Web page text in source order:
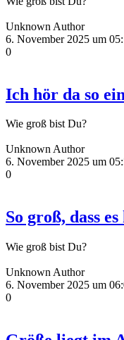
Unknown Author
6. November 2025 um
0
Ich hör da so
Wie groß bist Du?
Unknown Author
6. November 2025 um
0
So groß, dass
Wie groß bist Du?
Unknown Author
6. November 2025 um
0